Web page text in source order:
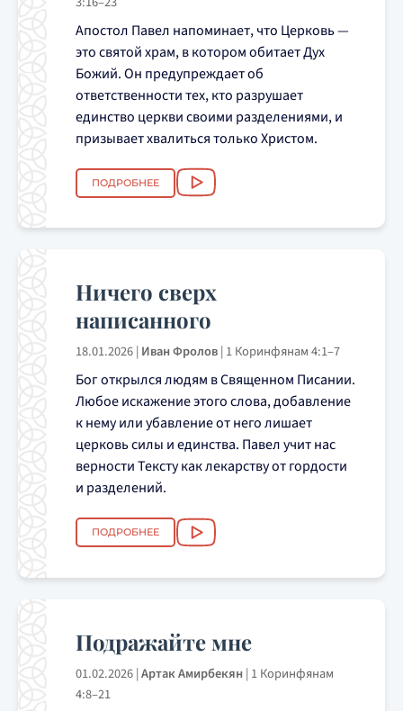
Апостол Павел напоминает, что Церковь —
это святой храм, в котором обитает Дух
Божий. Он предупреждает об
ответственности тех, кто разрушает
единство церкви своими разделениями, и
призывает хвалиться только Христом.
ПОДРОБНЕЕ
Ничего сверх
написанного
18.01.2026|Иван Фролов|1 Коринфянам 4:1–7
Бог открылся людям в Священном Писании.
Любое искажение этого слова, добавление
к нему или убавление от него лишает
церковь силы и единства. Павел учит нас
верности Тексту как лекарству от гордости
и разделений.
ПОДРОБНЕЕ
Подражайте мне
01.02.2026|Артак Амирбекян|1 Коринфянам
4:8–21